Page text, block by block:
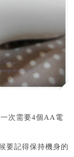
次需要4個AA電
要記得保持機身的